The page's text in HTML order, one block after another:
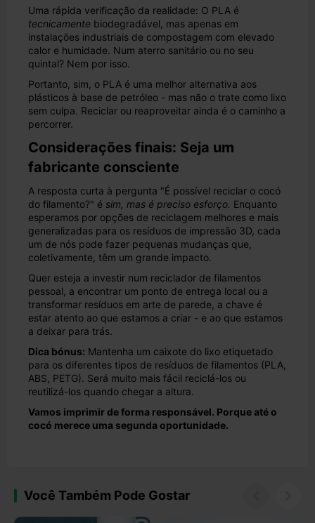
Uma rápida verificação da realidade: O PLA é
tecnicamente biodegradável, mas apenas em
instalações industriais de compostagem com elevado
calor e humidade. Num aterro sanitário ou no seu
quintal? Nem por isso.
Portanto, sim, o PLA é uma melhor alternativa aos
plásticos à base de petróleo - mas não o trate como lixo
sem culpa. Reciclar ou reaproveitar ainda é o caminho a
percorrer.
Considerações finais: Seja um
fabricante consciente
A resposta curta à pergunta "É possível reciclar o cocó
do filamento?" é sim, mas é preciso esforço. Enquanto
esperamos por opções de reciclagem melhores e mais
generalizadas para os resíduos de impressão 3D, cada
um de nós pode fazer pequenas mudanças que,
coletivamente, têm um grande impacto.
Quer esteja a investir num reciclador de filamentos
pessoal, a encontrar um ponto de entrega local ou a
transformar resíduos em arte de parede, a chave é
estar atento ao que estamos a criar - e ao que estamos
a deixar para trás.
Dica bónus: Mantenha um caixote do lixo etiquetado
para os diferentes tipos de resíduos de filamentos (PLA,
ABS, PETG). Será muito mais fácil reciclá-los ou
reutilizá-los quando chegar a altura.
Vamos imprimir de forma responsável. Porque até o
cocó merece uma segunda oportunidade.
Você Também Pode Gostar